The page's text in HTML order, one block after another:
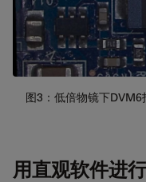
图3：低倍物镜下DVM6
用直观软件进